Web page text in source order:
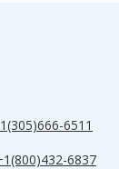
6511
6837